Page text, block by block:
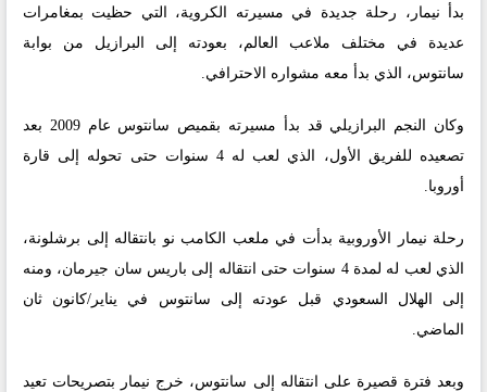
بدأ نيمار، رحلة جديدة في مسيرته الكروية، التي حظيت بمغامرات
عديدة في مختلف ملاعب العالم، بعودته إلى البرازيل من بوابة
سانتوس، الذي بدأ معه مشواره الاحترافي.
وكان النجم البرازيلي قد بدأ مسيرته بقميص سانتوس عام 2009 بعد
تصعيده للفريق الأول، الذي لعب له 4 سنوات حتى تحوله إلى قارة
أوروبا.
رحلة نيمار الأوروبية بدأت في ملعب الكامب نو بانتقاله إلى برشلونة،
الذي لعب له لمدة 4 سنوات حتى انتقاله إلى باريس سان جيرمان، ومنه
إلى الهلال السعودي قبل عودته إلى سانتوس في يناير/كانون ثان
الماضي.
وبعد فترة قصيرة على انتقاله إلى سانتوس، خرج نيمار بتصريحات تعيد